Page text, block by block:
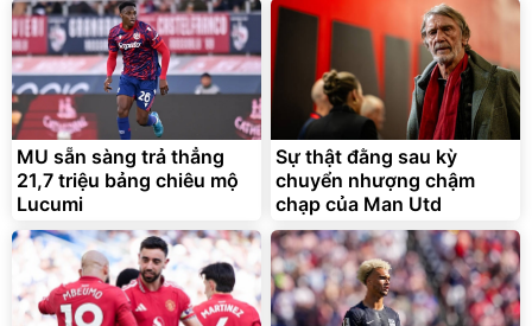
MU sẵn sàng trả thẳng
21,7 triệu bảng chiêu mộ
Lucumi
Sự thật đằng sau kỳ
chuyển nhượng chậm
chạp của Man Utd